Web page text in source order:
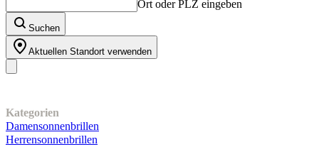
Ort oder PLZ eingeben
Suchen
Aktuellen Standort verwenden
Kategorien
Damensonnenbrillen
Herrensonnenbrillen